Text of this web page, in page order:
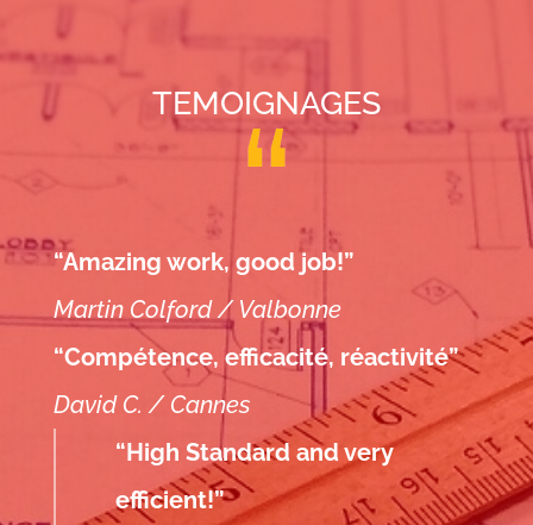
TEMOIGNAGES
“Amazing work, good job!”
Martin Colford / Valbonne
“Compétence, efficacité, réactivité”
David C. / Cannes
“High Standard and very
efficient!”